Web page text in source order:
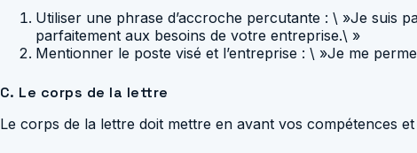
Utiliser une phrase d’accroche percutante : \ »Je suis
parfaitement aux besoins de votre entreprise.\ »
Mentionner le poste visé et l’entreprise : \ »Je me
C. Le corps de la lettre
Le corps de la lettre doit mettre en avant vos compétences